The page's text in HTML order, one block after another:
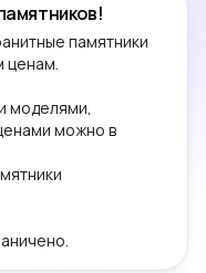
памятники
ценам.
моделями,
можно в